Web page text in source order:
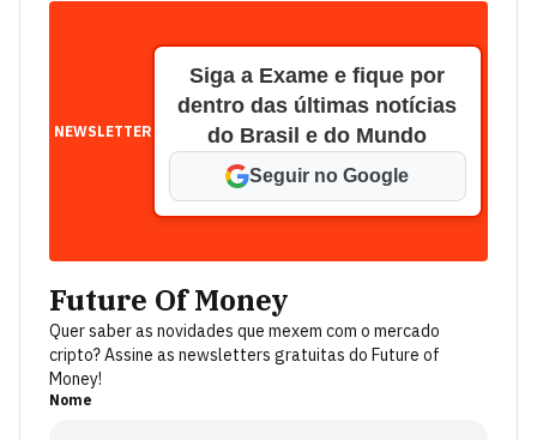
NEWSLETTER
Siga a Exame e fique por
dentro das últimas notícias
do Brasil e do Mundo
Seguir no Google
Future Of Money
Quer saber as novidades que mexem com o mercado
cripto? Assine as newsletters gratuitas do Future of
Money!
Nome